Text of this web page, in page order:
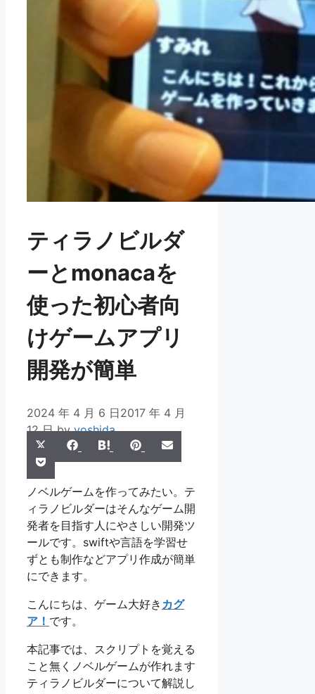
ティラノビルダ
ーとmonacaを
使った初心者向
けゲームアプリ
開発が簡単
2024 年 4 月 6 日2017 年 4 月
12 日 byyoshida
Share
on
(Twitter)
Share
on
Facebook
Share
on
Hatena Share
on
PinterestShare
on
Share
on
Pocket
ノベルゲームを作ってみたい。テ
ィラノビルダーはそんなゲーム開
発者を目指す人にやさしい開発ツ
ールです。swiftや言語を学習せ
ずとも制作などアプリ作成が簡単
にできます。
こんにちは、ゲーム大好き カグ
ア！ です。
本記事では、スクリプトを覚える
こと無くノベルゲームが作れます
ティラノビルダーについて解説し